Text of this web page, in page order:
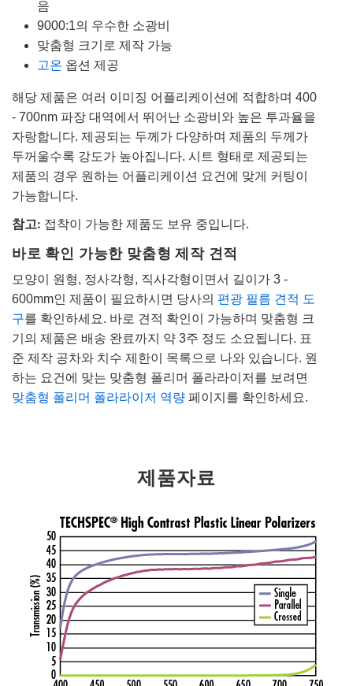
음
9000:1의 우수한 소광비
맞춤형 크기로 제작 가능
고온 옵션 제공
해당 제품은 여러 이미징 어플리케이션에 적합하며 400
- 700nm 파장 대역에서 뛰어난 소광비와 높은 투과율을
자랑합니다. 제공되는 두께가 다양하며 제품의 두께가
두꺼울수록 강도가 높아집니다. 시트 형태로 제공되는
제품의 경우 원하는 어플리케이션 요건에 맞게 커팅이
가능합니다.
참고: 접착이 가능한 제품도 보유 중입니다.
바로 확인 가능한 맞춤형 제작 견적
모양이 원형, 정사각형, 직사각형이면서 길이가 3 -
600mm인 제품이 필요하시면 당사의 편광 필름 견적 도
구를 확인하세요. 바로 견적 확인이 가능하며 맞춤형 크
기의 제품은 배송 완료까지 약 3주 정도 소요됩니다. 표
준 제작 공차와 치수 제한이 목록으로 나와 있습니다. 원
하는 요건에 맞는 맞춤형 폴리머 폴라라이저를 보려면
맞춤형 폴리머 폴라라이저 역량 페이지를 확인하세요.
제품자료